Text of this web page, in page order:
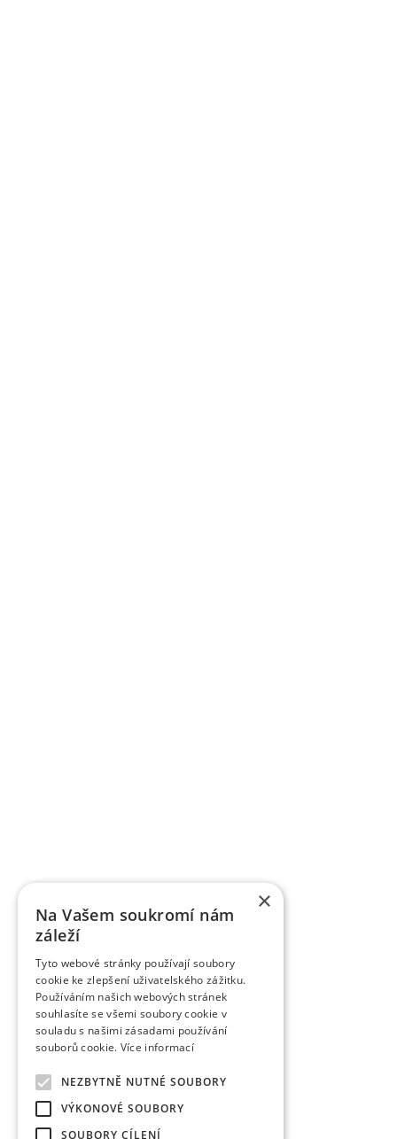
×
Na Vašem soukromí nám
záleží
Tyto webové stránky používají soubory
cookie ke zlepšení uživatelského zážitku.
Používáním našich webových stránek
souhlasíte se všemi soubory cookie v
souladu s našimi zásadami používání
souborů cookie. Více informací
NEZBYTNĚ NUTNÉ SOUBORY
VÝKONOVÉ SOUBORY
SOUBORY CÍLENÍ